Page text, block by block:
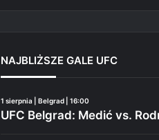
NAJBLIŻSZE GALE UFC
1 sierpnia | Belgrad | 16:00
UFC Belgrad: Medić vs.